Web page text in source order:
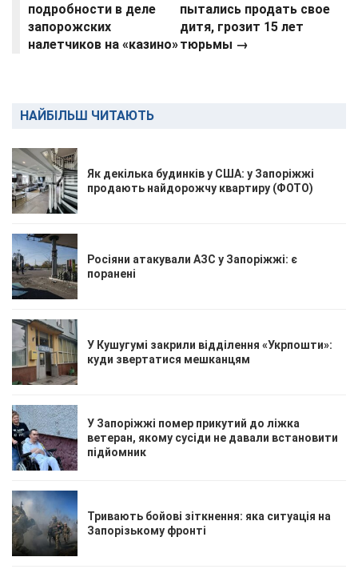
подробности в деле
запорожских
налетчиков на «казино»
пытались продать свое
дитя, грозит 15 лет
тюрьмы →
НАЙБІЛЬШ ЧИТАЮТЬ
Як декілька будинків у США: у Запоріжжі
продають найдорожчу квартиру (ФОТО)
Росіяни атакували АЗС у Запоріжжі: є
поранені
У Кушугумі закрили відділення «Укрпошти»:
куди звертатися мешканцям
У Запоріжжі помер прикутий до ліжка
ветеран, якому сусіди не давали встановити
підйомник
Тривають бойові зіткнення: яка ситуація на
Запорізькому фронті